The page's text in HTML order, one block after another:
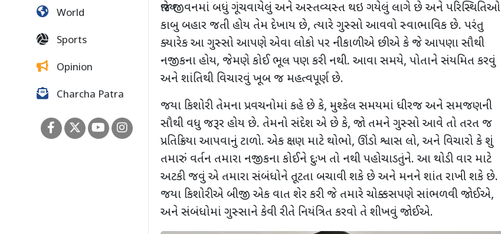
World
Sports
Opinion
Charcha Patra
જ્યારે જીવનમાં બધું ગૂંચવાયેલું અને અસ્તવ્યસ્ત થઇ ગયેલું લાગે છે અને પરિસ્થિતિઓ
કાબુ બહાર જતી હોય તેમ દેખાય છે, ત્યારે ગુસ્સો આવવો સ્વાભાવિક છે. પરંતુ
ક્યારેક આ ગુસ્સો આપણે એવા લોકો પર નીકાળીએ છીએ કે જે આપણા સૌથી
નજીકના હોય, જેમણે કોઈ ભૂલ પણ કરી નથી. આવા સમયે, પોતાને સંયમિત કરવું
અને શાંતિથી વિચારવું ખૂબ જ મહત્વપૂર્ણ છે.
જયા કિશોરી તેમના પ્રવચનોમાં કહે છે કે, મુશ્કેલ સમયમાં ધીરજ અને સમજણની
સૌથી વધુ જરૂર હોય છે. તેમનો સંદેશ એ છે કે, જો તમને ગુસ્સો આવે તો તરત જ
પ્રતિક્રિયા આપવાનું ટાળો. એક ક્ષણ માટે થોભો, ઊંડો શ્વાસ લો, અને વિચારો કે શું
તમારું વર્તન તમારા નજીકના કોઈને દુઃખ તો નથી પહોચાડતુંને. આ થોડી વાર માટે
અટકી જવું એ તમારા સંબંધોને તૂટતા બચાવી શકે છે અને મનને શાંત રાખી શકે છે.
જયા કિશોરીએ બીજી એક વાત શેર કરી જે તમારે ચોક્કસપણે સાંભળવી જોઈએ,
અને સંબંધોમાં ગુસ્સાને કેવી રીતે નિયંત્રિત કરવો તે શીખવું જોઈએ.